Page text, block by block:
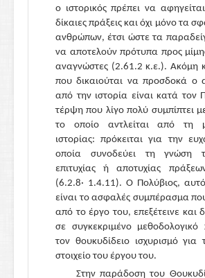
o ιστορικός πρέπει να
δίκαιες πράξεις και όχι μόνο τα
ανθρώπων, έτσι ώστε τα
να αποτελούν πρότυπα προς
αναγνώστες (2.61.2 κ.ε.). Ακόμη
που δικαιούται να προσδοκά ο
από την ιστορία είναι κατά τον
τέρψη που λίγο πολύ συμπίπτει
το οποίο αντλείται από τη
ιστορίας:
πρόκειται για την
οποία συνοδεύει τη γνώση
επιτυχίας ή αποτυχίας
(6.2.8· 1.4.11). Ο Πολύβιος,
είναι το ασφαλές συμπέρασμα
από το έργο του, επεξέτεινε και
σε συγκεκριμένο
τον θουκυδίδειο ισχυρισμό για
στοιχείο του έργου του.
Στην παράδοση του